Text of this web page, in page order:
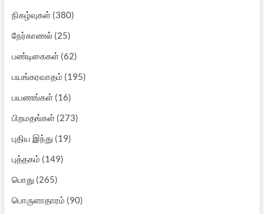
நிகழ்வுகள்(380)
நேர்காணல்(25)
பண்டிகைகள்(62)
பயங்கரவாதம் (195)
பயணங்கள்(16)
பிறமதங்கள்(273)
புதிய இந்து (19)
புத்தகம் (149)
பொது (265)
பொருளாதாரம் (90)